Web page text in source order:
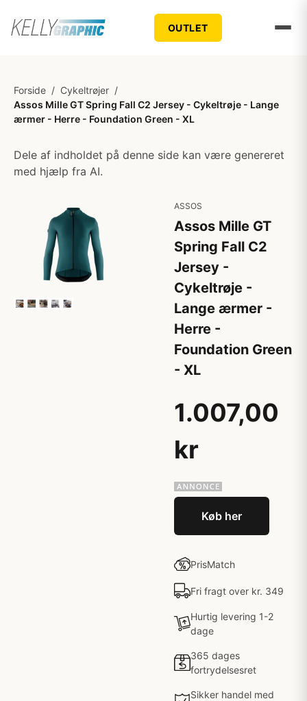
OUTLET
Forside / Cykeltrøjer /
Assos Mille GT Spring Fall C2 Jersey - Cykeltrøje - Lange
ærmer - Herre - Foundation Green - XL
Dele af indholdet på denne side kan være genereret
med hjælp fra AI.
ASSOS
Assos Mille GT
Spring Fall C2
Jersey -
Cykeltrøje -
Lange ærmer -
Herre -
Foundation Green
- XL
1.007,00
kr
Køb her
PrisMatch
Fri fragt over kr. 349
Hurtig levering 1-2
dage
365 dages
fortrydelsesret
Sikker handel med